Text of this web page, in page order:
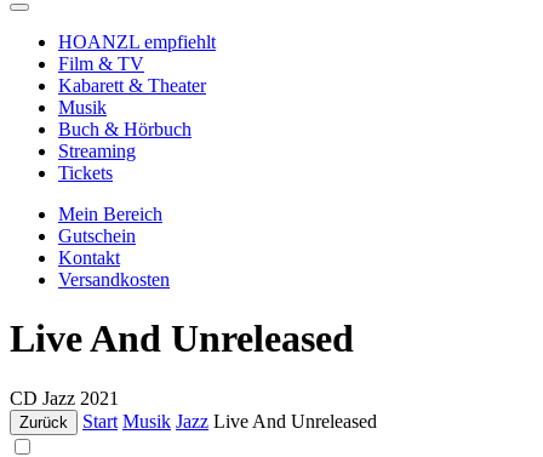
HOANZL empfiehlt
Film & TV
Kabarett & Theater
Musik
Buch & Hörbuch
Streaming
Tickets
Mein Bereich
Gutschein
Kontakt
Versandkosten
Live And Unreleased
CD Jazz 2021
Zurück Start Musik Jazz Live And Unreleased